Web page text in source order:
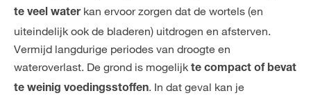
te veel waterkan ervoor zorgen dat de wortels (en
uiteindelijk ook de bladeren) uitdrogen en afsterven.
Vermijd langdurige periodes van droogte en
wateroverlast. De grond is mogelijk te compact of bevat
te weinig voedingsstoffen. In dat geval kan je